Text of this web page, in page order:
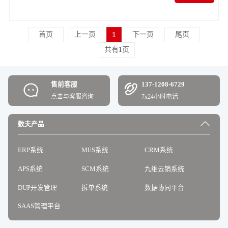
首页 上一页 1 下一页
尾页
共有1页
售前客服
点击与客服咨询
137-1208-6729
7x24小时电话
数夫产品
ERP系统 MES系统 CRM系统
APS系统 SCM系统 九维云销系统
DUP开发管理 拆单系统 数据协同平台
SAAS管理平台